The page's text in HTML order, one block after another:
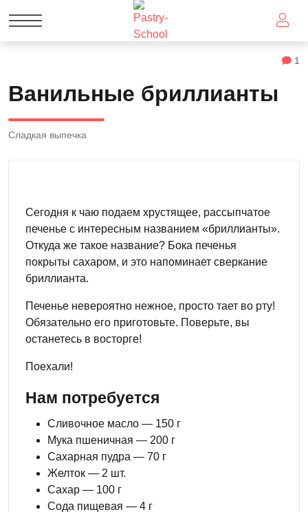
1
Ванильные бриллианты
Сладкая выпечка
Сегодня к чаю подаем хрустящее, рассыпчатое
печенье с интересным названием «бриллианты».
Откуда же такое название? Бока печенья
покрыты сахаром, и это напоминает сверкание
бриллианта.
Печенье невероятно нежное, просто тает во рту!
Обязательно его приготовьте. Поверьте, вы
останетесь в восторге!
Поехали!
Нам потребуется
Сливочное масло — 150 г
Мука пшеничная — 200 г
Сахарная пудра — 70 г
Желток — 2 шт.
Сахар — 100 г
Сода пищевая — 4 г